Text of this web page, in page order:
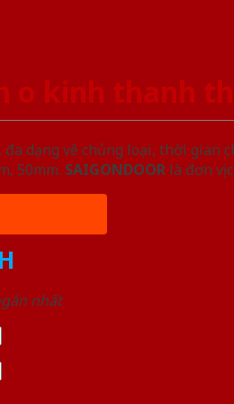
o kinh thanh
đa dạng về chủng loại, thời gian
50mm. SAIGONDOOR là đơn vị
nhất